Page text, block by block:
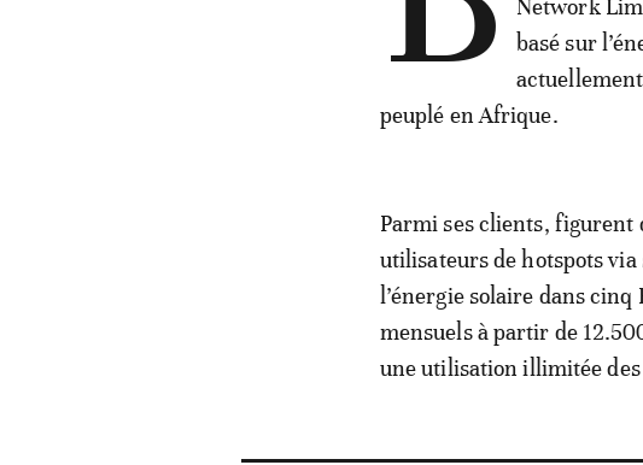
Network
basé sur
peuplé en Afrique.
Parmi ses clients, figurent
utilisateurs de hotspots via
l’énergie solaire dans
mensuels à partir de
une utilisation illimitée